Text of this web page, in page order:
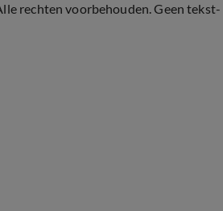
rechten voorbehouden. Geen tekst-